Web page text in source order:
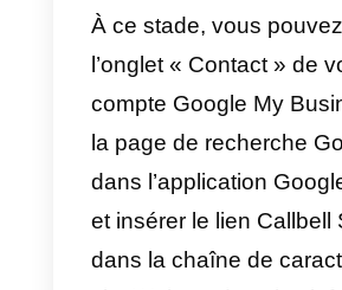
informations de
Business, de
attirera les visites
vous permettra de
messages,
l’utilisation des